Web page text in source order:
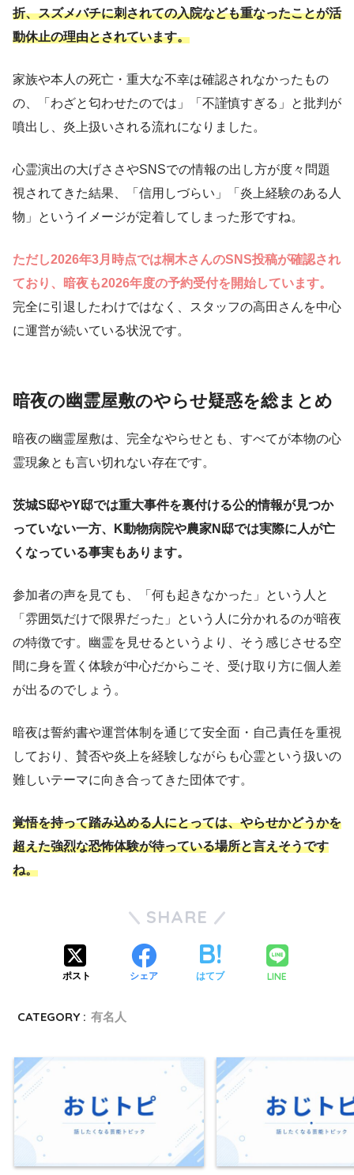
折、スズメバチに刺されての入院なども重なったことが活
動休止の理由とされています。
家族や本人の死亡・重大な不幸は確認されなかったもの
の、「わざと匂わせたのでは」「不謹慎すぎる」と批判が
噴出し、炎上扱いされる流れになりました。
心霊演出の大げささやSNSでの情報の出し方が度々問題
視されてきた結果、「信用しづらい」「炎上経験のある人
物」というイメージが定着してしまった形ですね。
ただし2026年3月時点では桐木さんのSNS投稿が確認され
ており、暗夜も2026年度の予約受付を開始しています。
完全に引退したわけではなく、スタッフの高田さんを中心
に運営が続いている状況です。
暗夜の幽霊屋敷のやらせ疑惑を総まとめ
暗夜の幽霊屋敷は、完全なやらせとも、すべてが本物の心
霊現象とも言い切れない存在です。
茨城S邸やY邸では重大事件を裏付ける公的情報が見つか
っていない一方、K動物病院や農家N邸では実際に人が亡
くなっている事実もあります。
参加者の声を見ても、「何も起きなかった」という人と
「雰囲気だけで限界だった」という人に分かれるのが暗夜
の特徴です。幽霊を見せるというより、そう感じさせる空
間に身を置く体験が中心だからこそ、受け取り方に個人差
が出るのでしょう。
暗夜は誓約書や運営体制を通じて安全面・自己責任を重視
しており、賛否や炎上を経験しながらも心霊という扱いの
難しいテーマに向き合ってきた団体です。
覚悟を持って踏み込める人にとっては、やらせかどうかを
超えた強烈な恐怖体験が待っている場所と言えそうです
ね。
SHARE
ポスト シェア はてブ LINE
CATEGORY : 有名人